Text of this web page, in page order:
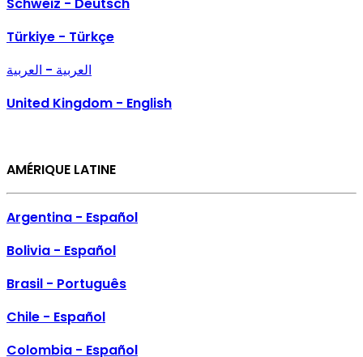
Türkiye - Türkçe
العربية - العربية
United Kingdom - English
AMÉRIQUE LATINE
Argentina - Español
Bolivia - Español
Brasil - Português
Chile - Español
Colombia - Español